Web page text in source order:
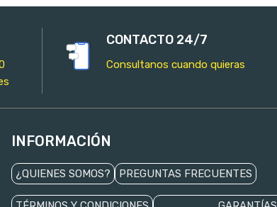
CONTACTO 24/7
Consultanos cuando quieras
INFORMACIÓN
¿QUIENES SOMOS? PREGUNTAS FRECUENTES